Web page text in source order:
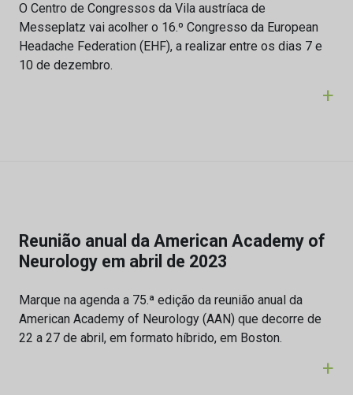
O Centro de Congressos da Vila austríaca de
Messeplatz vai acolher o 16.º Congresso da European
Headache Federation (EHF), a realizar entre os dias 7 e
10 de dezembro.
+
Reunião anual da American Academy of
Neurology em abril de 2023
Marque na agenda a 75.ª edição da reunião anual da
American Academy of Neurology (AAN) que decorre de
22 a 27 de abril, em formato híbrido, em Boston.
+